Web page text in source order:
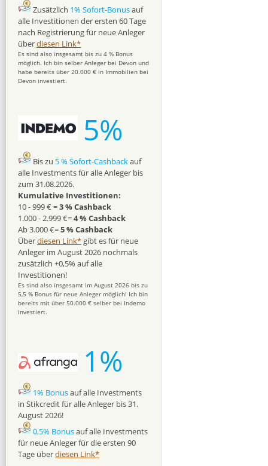
Zusätzlich 1% Sofort-Bonusauf
alle Investitionen der ersten 60 Tage
nach Registrierung für neue Anleger
überdiesen Link*
Es sind also insgesamt bis zu 4 % Bonus
möglich. Ich bin selber Anleger bei Devon und
habe bereits über 20.000 € in Immobilien bei
Devon investiert.
5%
Bis zu 5 % Sofort-Cashbackauf
alle Investments für alle Anleger bis
zum 31.08.2026.
Kumulative Investitionen:
10 - 999 € =3 % Cashback
1.000 - 2.999 €=4 % Cashback
Ab 3.000 €=5 % Cashback
Überdiesen Link* gibt es für neue
Anleger im August 2026 nochmals
zusätzlich +0,5% auf alle
Investitionen!
Es sind also insgesamt im August 2026 bis zu
5,5 % Bonus für neue Anleger möglich! Ich bin
bereits mit über 50.000 € selber bei Indemo
investiert.
1%
1% Bonusauf alle Investments
in Stikcredit für alle Anleger bis 31.
August 2026!
0,5% Bonusauf alle Investments
für neue Anleger für die ersten 90
Tage überdiesen Link*